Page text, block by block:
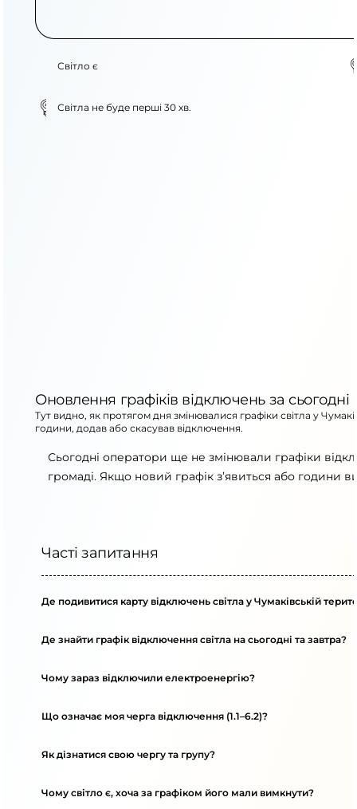
Світло є
Світла не буде перші 30 хв.
Оновлення графіків відключень за сьогодні
Тут видно, як протягом дня змінювалися графіки світла у
години, додав або скасував відключення.
Сьогодні оператори ще не змінювали графіки
громаді. Якщо новий графік з’явиться або години
Часті запитання
Де подивитися карту відключень світла у Чумаківській
Де знайти графік відключення світла на сьогодні та завтра?
Чому зараз відключили електроенергію?
Що означає моя черга відключення (1.1–6.2)?
Як дізнатися свою чергу та групу?
Чому світло є, хоча за графіком його мали вимкнути?